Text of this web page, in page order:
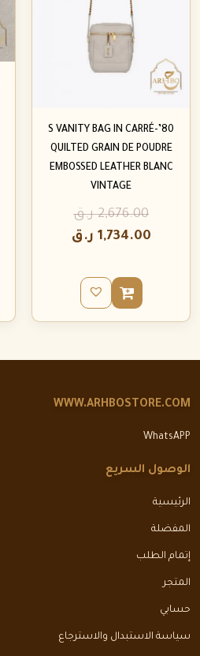
80’S VANITY BAG IN CARRÉ-
QUILTED GRAIN DE POUDRE
EMBOSSED LEATHER BLANC
VINTAGE
2,676.00 ر.ق
1,734.00 ر.ق
WWW.ARHBOSTORE.COM
WhatsAPP
الوصول السريع
الرئيسية
المفضلة
إتمام الطلب
المتجر
حسابي
سياسة الاستبدال والاسترجاع